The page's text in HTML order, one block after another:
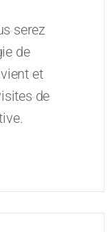
serez
de
et
de